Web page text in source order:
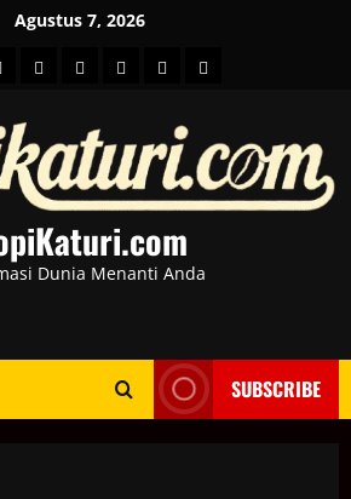
Agustus 7, 2026
hot
BusinessKesehatan
SportEntertainment
Dunia Menanti Anda
SUBSCRIBE